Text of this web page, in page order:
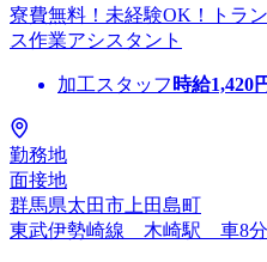
寮費無料！未経験OK！トラ
ス作業アシスタント
加工スタッフ 時給1,420
勤務地
面接地
群馬県太田市上田島町
東武伊勢崎線 木崎駅 車8分